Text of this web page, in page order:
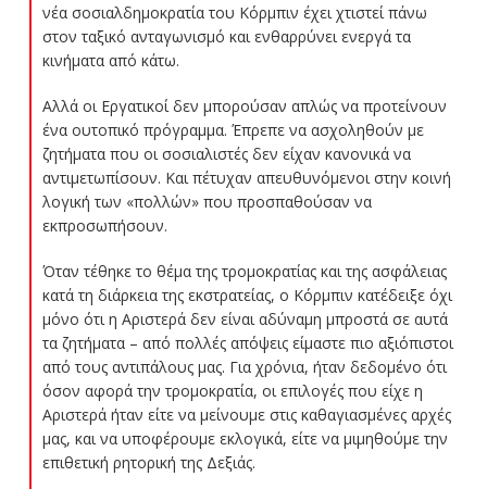
νέα σοσιαλδημοκρατία του Κόρμπιν έχει χτιστεί πάνω
στον ταξικό ανταγωνισμό και ενθαρρύνει ενεργά τα
κινήματα από κάτω.
Αλλά οι Εργατικοί δεν μπορούσαν απλώς να προτείνουν
ένα ουτοπικό πρόγραμμα. Έπρεπε να ασχοληθούν με
ζητήματα που οι σοσιαλιστές δεν είχαν κανονικά να
αντιμετωπίσουν. Και πέτυχαν απευθυνόμενοι στην κοινή
λογική των «πολλών» που προσπαθούσαν να
εκπροσωπήσουν.
Όταν τέθηκε το θέμα της τρομοκρατίας και της ασφάλειας
κατά τη διάρκεια της εκστρατείας, ο Κόρμπιν κατέδειξε όχι
μόνο ότι η Αριστερά δεν είναι αδύναμη μπροστά σε αυτά
τα ζητήματα – από πολλές απόψεις είμαστε πιο αξιόπιστοι
από τους αντιπάλους μας. Για χρόνια, ήταν δεδομένο ότι
όσον αφορά την τρομοκρατία, οι επιλογές που είχε η
Αριστερά ήταν είτε να μείνουμε στις καθαγιασμένες αρχές
μας, και να υποφέρουμε εκλογικά, είτε να μιμηθούμε την
επιθετική ρητορική της Δεξιάς.